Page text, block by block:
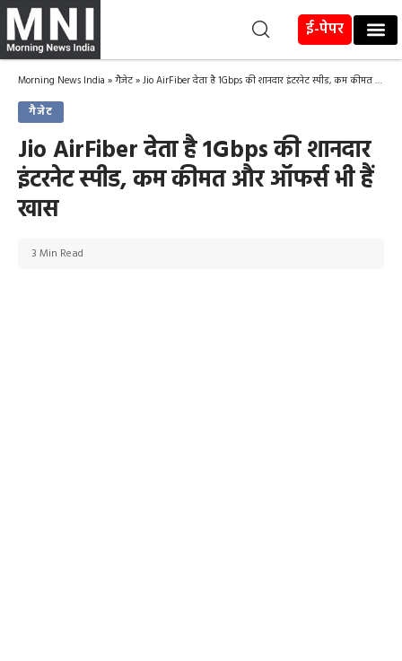
ई-पेपर
Morning News India »गैजेट»Jio AirFiber देता है 1Gbps की शानदार इंटरनेट स्पीड, कम कीमत और ऑफर्स भी हैं खास
गैजेट
Jio AirFiber देता है 1Gbps की शानदार
इंटरनेट स्पीड, कम कीमत और ऑफर्स भी हैं
खास
3 Min Read